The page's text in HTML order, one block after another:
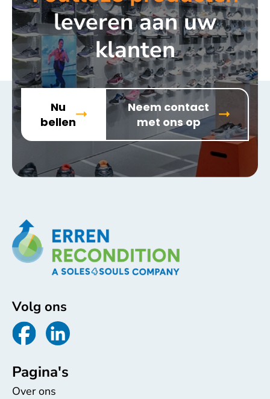
leveren aan uw
klanten
Nu
bellen
Neem contact
met ons op
Volg ons
Pagina's
Over ons